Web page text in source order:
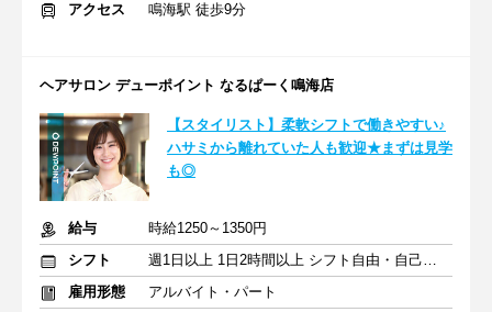
アクセス
鳴海駅 徒歩9分
ヘアサロン デューポイント なるぱーく鳴海店
【スタイリスト】柔軟シフトで働きやすい♪
ハサミから離れていた人も歓迎★まずは見学
も◎
給与
時給1250～1350円
シフト
週1日以上 1日2時間以上 シフト自由・自己申告
雇用形態
アルバイト・パート